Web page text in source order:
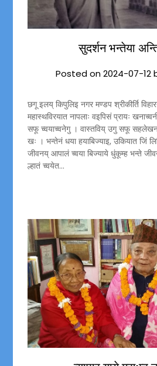
सुदर्शन भन्तेया
Posted on2024-07-12
छगू इलय् किपुलिइ नगर मण्डप श्रीकीर्ति
महास्थविरयात नापलाः वइपिसं प्रायः
सफू च्वयाच्वनेगु । वास्तविय् उगु सफू
खः । भन्तेनं धया हयाबिज्याइ, उकियात जिं
जीवनय् आपालं च्वया बिज्याये धुंकूम्ह भन्ते
ल्हातं च्वयेत…